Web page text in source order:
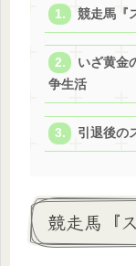
競走馬『
いざ黄金
争生活
引退後の
競走馬『